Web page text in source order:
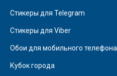
Стикеры для Telegram
Стикеры для Viber
Обои для мобильного телефона
Кубок города